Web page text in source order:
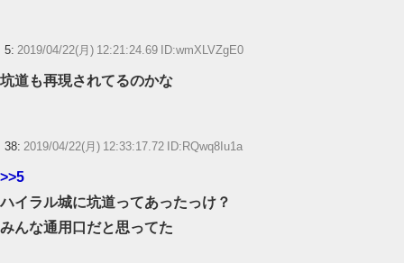
5: 2019/04/22(月) 12:21:24.69 ID:wmXLVZgE0
坑道も再現されてるのかな
38: 2019/04/22(月) 12:33:17.72 ID:RQwq8Iu1a
>>5
ハイラル城に坑道ってあったっけ？
みんな通用口だと思ってた